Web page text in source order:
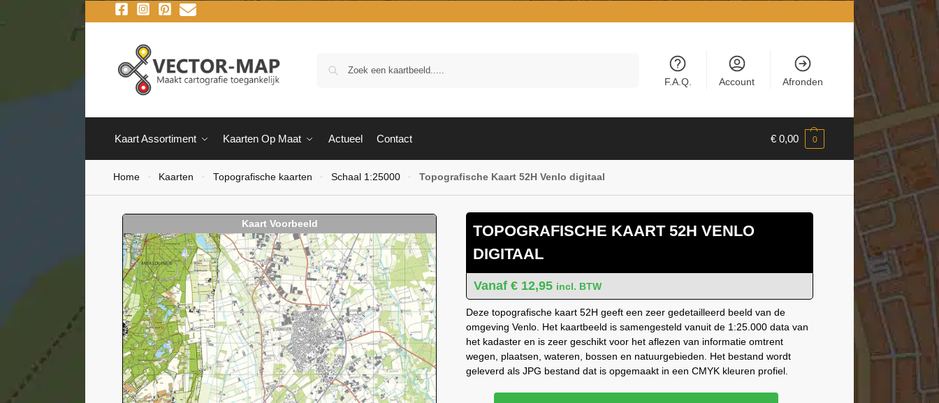
F.A.Q. Account Afronden
Kaart Assortiment Kaarten Op Maat Actueel Contact € 0,00 0
Home - Kaarten - Topografische kaarten - Schaal 1:25000 - Topografische Kaart 52H Venlo digitaal
TOPOGRAFISCHE KAART 52H VENLO
DIGITAAL
€ 12,95 incl. BTW
Deze topografische kaart 52H geeft een zeer gedetailleerd beeld van de
omgeving Venlo. Het kaartbeeld is samengesteld vanuit de 1:25.000 data van
het kadaster en is zeer geschikt voor het aflezen van informatie omtrent
wegen, plaatsen, wateren, bossen en natuurgebieden. Het bestand wordt
geleverd als JPG bestand dat is opgemaakt in een CMYK kleuren profiel.